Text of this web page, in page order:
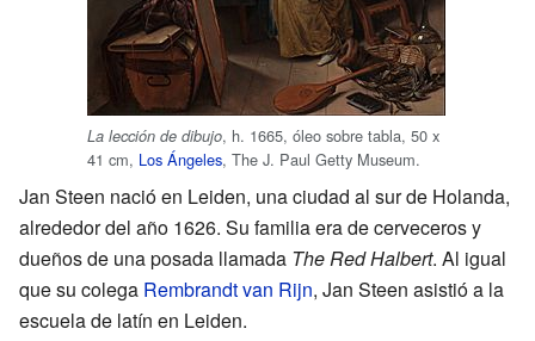
La lección de dibujo, h. 1665, óleo sobre tabla, 50 x
41 cm, Los Ángeles, The J. Paul Getty Museum.
Jan Steen nació en Leiden, una ciudad al sur de Holanda,
alrededor del año 1626. Su familia era de cerveceros y
dueños de una posada llamada The Red Halbert. Al igual
que su colega Rembrandt van Rijn, Jan Steen asistió a la
escuela de latín en Leiden.